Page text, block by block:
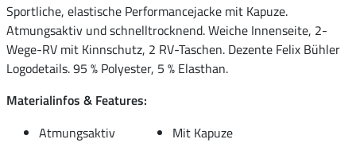
Sportliche, elastische Performancejacke mit Kapuze.
Atmungsaktiv und schnelltrocknend. Weiche Innenseite, 2-
Wege-RV mit Kinnschutz, 2 RV-Taschen. Dezente Felix Bühler
Logodetails. 95 % Polyester, 5 % Elasthan.
Materialinfos & Features:
Atmungsaktiv
Mit Kapuze